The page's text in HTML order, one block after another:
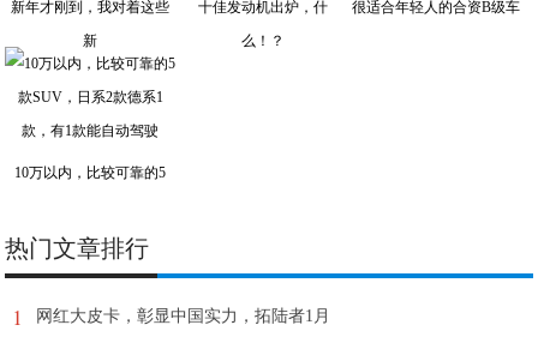
新年才刚到，我对着这些
新
十佳发动机出炉，什
么！？
很适合年轻人的合资B级车
10万以内，比较可靠的5
热门文章排行
1 网红大皮卡，彰显中国实力，拓陆者1月